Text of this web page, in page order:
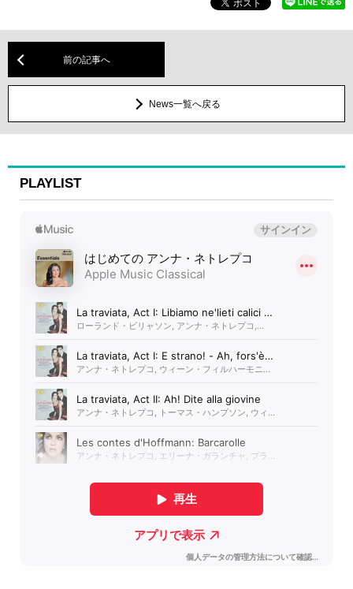
前の記事へ
News一覧へ戻る
PLAYLIST